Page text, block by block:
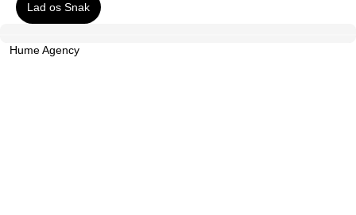
Lad os Snak
Hume Agency